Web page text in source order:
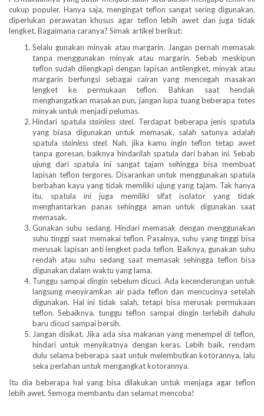
cukup populer. Hanya saja, mengingat teflon sangat sering digunakan,
diperlukan perawatan khusus agar teflon lebih awet dan juga tidak
lengket. Bagaimana caranya? Simak artikel berikut:
Selalu gunakan minyak atau margarin. Jangan pernah memasak
tanpa menggunakan minyak atau margarin. Sebab meskipun
teflon sudah dilengkapi dengan lapisan antilengket, minyak atau
margarin berfungsi sebagai cairan yang mencegah masakan
lengket ke permukaan teflon. Bahkan saat hendak
menghangatkan masakan pun, jangan lupa tuang beberapa tetes
minyak untuk menjadi pelumas.
Hindari spatulastainless steel. Terdapat beberapa jenis spatula
yang biasa digunakan untuk memasak, salah satunya adalah
spatula stainless steel. Nah, jika kamu ingin teflon tetap awet
tanpa goresan, baiknya hindarilah spatula dari bahan ini. Sebab
ujung dari spatula ini sangat tajam sehingga bisa membuat
lapisan teflon tergores. Disarankan untuk menggunakan spatula
berbahan kayu yang tidak memiliki ujung yang tajam. Tak hanya
itu, spatula ini juga memiliki sifat isolator yang tidak
menghantarkan panas sehingga aman untuk digunakan saat
memasak.
Gunakan suhu sedang. Hindari memasak dengan menggunakan
suhu tinggi saat memakai teflon. Pasalnya, suhu yang tinggi bisa
merusak lapisan anti lengket pada teflon. Baiknya, gunakan suhu
rendah atau suhu sedang saat memasak sehingga teflon bisa
digunakan dalam waktu yang lama.
Tunggu sampai dingin sebelum dicuci. Ada kecenderungan untuk
langsung menyiramkan air pada teflon dan mencucinya setelah
digunakan. Hal ini tidak salah, tetapi bisa merusak permukaan
teflon. Sebaiknya, tunggu teflon sampai dingin terlebih dahulu
baru dicuci sampai bersih.
Jangan disikat. Jika ada sisa makanan yang menempel di teflon,
hindari untuk menyikatnya dengan keras. Lebih baik, rendam
dulu selama beberapa saat untuk melembutkan kotorannya, lalu
seka perlahan untuk mengangkat kotorannya.
Itu dia beberapa hal yang bisa dilakukan untuk menjaga agar teflon
lebih awet. Semoga membantu dan selamat mencoba!